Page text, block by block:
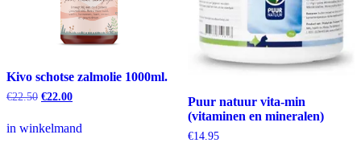
Kivo schotse zalmolie 1000ml.
€22.50 Oorspronkelijke
was:
€22.50.
€22.00Huidige
is:
€22.00.
in winkelmand
Puur natuur vita-min
(vitaminen en mineralen)
€14.95